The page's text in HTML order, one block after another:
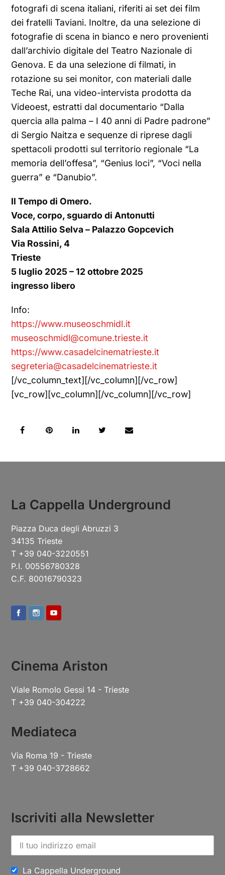
fotografi di scena italiani, riferiti ai set dei film
dei fratelli Taviani. Inoltre, da una selezione di
fotografie di scena in bianco e nero provenienti
dall’archivio digitale del Teatro Nazionale di
Genova. E da una selezione di filmati, in
rotazione su sei monitor, con materiali dalle
Teche Rai, una video-intervista prodotta da
Videoest, estratti dal documentario “Dalla
quercia alla palma – I 40 anni di Padre padrone”
di Sergio Naitza e sequenze di riprese dagli
spettacoli prodotti sul territorio regionale “La
memoria dell’offesa”, “Genius loci”, “Voci nella
guerra” e “Danubio”.
Il Tempo di Omero.
Voce, corpo, sguardo di Antonutti
Sala Attilio Selva – Palazzo Gopcevich
Via Rossini, 4
Trieste
5 luglio 2025 – 12 ottobre 2025
ingresso libero
Info:
https://www.museoschmidl.it
museoschmidl@comune.trieste.it
https://www.casadelcinematrieste.it
segreteria@casadelcinematrieste.it
[/vc_column_text][/vc_column][/vc_row]
[vc_row][vc_column][/vc_column][/vc_row]
La Cappella Underground
Piazza Duca degli Abruzzi 3
34135 Trieste
T +39 040-3220551
P.I. 00556780328
C.F. 80016790323
Cinema Ariston
Viale Romolo Gessi 14 - Trieste
T +39 040-304222
Mediateca
Via Roma 19 - Trieste
T +39 040-3728662
Iscriviti alla Newsletter
La Cappella Underground